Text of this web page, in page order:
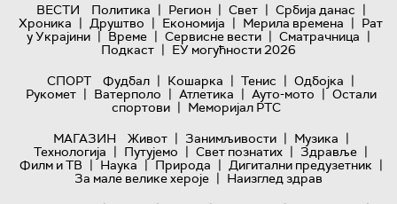
ВЕСТИ Политика | Регион | Свет | Србија данас |
Хроника | Друштво | Економија | Мерила времена | Рат
у Украјини | Време | Сервисне вести | Сматрачница |
Подкаст | ЕУ могућности 2026
СПОРТ
Фудбал | Кошарка | Тенис | Одбојка |
Рукомет | Ватерполо | Атлетика | Ауто-мото | Остали
спортови | Меморијал РТС
МАГАЗИН
Живот | Занимљивости | Музика |
Технологијa | Путујемо | Свет познатих | Здравље |
Филм и ТВ | Наука | Природа | Дигитални предузетник |
За мале велике хероје | Наизглед здрав